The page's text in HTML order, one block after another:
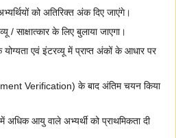
को अतिरिक्त अंक दिए जाएंगे।
/ साक्षात्कार के लिए बुलाया जाएगा।
योग्यता एवं इंटरव्यू में प्राप्त अंकों के आधार पर
Verification) के बाद अंतिम चयन किया
अधिक आयु वाले अभ्यर्थी को प्राथमिकता दी